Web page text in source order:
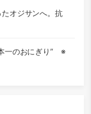
オジサンへ。抗
一のおにぎり” ※